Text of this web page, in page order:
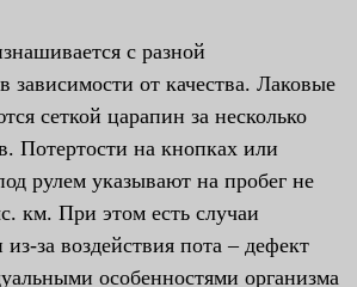
с разной
зависимости от качества. Лаковые
сеткой царапин за несколько
Потертости на кнопках или
рулем указывают на пробег не
км. При этом есть случаи
из-за воздействия пота – дефект
особенностями организма